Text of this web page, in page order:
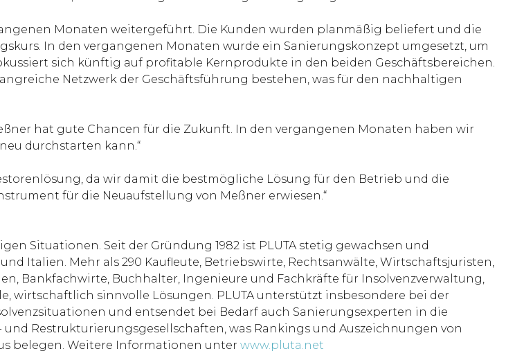
Monaten weitergeführt. Die Kunden wurden planmäßig beliefert und die
In den vergangenen Monaten wurde ein Sanierungskonzept umgesetzt, um
sich künftig auf profitable Kernprodukte in den beiden Geschäftsbereichen.
Netzwerk der Geschäftsführung bestehen, was für den nachhaltigen
hat gute Chancen für die Zukunft. In den vergangenen Monaten haben wir
durchstarten kann.“
da wir damit die bestmögliche Lösung für den Betrieb und die
für die Neuaufstellung von Meßner erwiesen.“
Situationen. Seit der Gründung 1982 ist PLUTA stetig gewachsen und
Italien. Mehr als 290 Kaufleute, Betriebswirte, Rechtsanwälte, Wirtschaftsjuristen,
Bankfachwirte, Buchhalter, Ingenieure und Fachkräfte für Insolvenzverwaltung,
sinnvolle Lösungen. PLUTA unterstützt insbesondere bei der
und entsendet bei Bedarf auch Sanierungsexperten in die
Restrukturierungsgesellschaften, was Rankings und Auszeichnungen von
belegen. Weitere Informationen unter www.pluta.net